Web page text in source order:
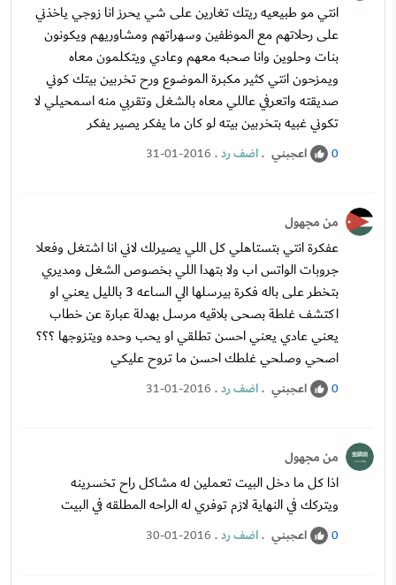
انتي مو طبيعيه ريتك تغارين على شي يحرز انا زوجي ياخذني
على رحلاتهم مع الموظفين وسهراتهم ومشاوريهم ويكونون
بنات وحلوين وانا صحبه معهم وعادي ويتكلمون معاه
ويمزحون انتي كثير مكبرة الموضوع ورح تخربين بيتك كوني
صديقته واتعرفي عاللي معاه بالشغل وتقربي منه اسمحيلي لا
تكوني غبيه بتخربين بيته لو كان ما يفكر يصير يفكر
0 اعجبني .اضف رد.
31-01-2016
من مجهول
عفكرة انتي بتستاهلي كل اللي يصيرلك لاني انا اشتغل وفعلا
جروبات الواتس اب ولا بتهدا اللي بخصوص الشغل ومديري
بتخطر على باله فكرة بيرسلها الي الساعه 3 بالليل يعني او
اكتشف غلطة بصحى بلاقيه مرسل بهدلة عبارة عن خطاب
يعني عادي يعني احسن تطلقي او يحب وحده ويتزوجها ؟؟؟
اصحي وصلحي غلطك احسن ما تروح عليكي
0 اعجبني .اضف رد.
31-01-2016
من مجهول
اذا كل ما دخل البيت تعملين له مشاكل راح تخسرينه
ويتركك في النهاية لازم توفري له الراحه المطلقه في البيت
0 اعجبني .اضف رد.
30-01-2016